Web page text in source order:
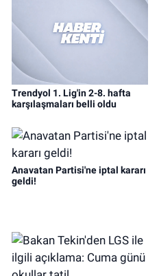
Trendyol 1. Lig'in 2-8. hafta
karşılaşmaları belli oldu
Anavatan Partisi'ne iptal kararı
geldi!